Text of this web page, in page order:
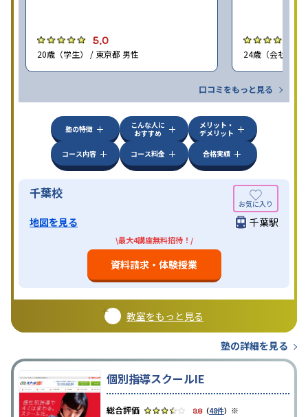
5.0
20歳（学生） / 東京都 男性 24歳（会社員<
口コミをもっと見る
塾の特徴
こんな人に
おすすめ
メリット・
デメリット
コース内容
コース料金 合格実績
千葉校
地図を見る 千葉駅
\最大4講座無料招待！/
資料請求・体験授業
教室をもっと見る
塾の詳細を見る
個別指導スクールIE
3.8（48件） ※